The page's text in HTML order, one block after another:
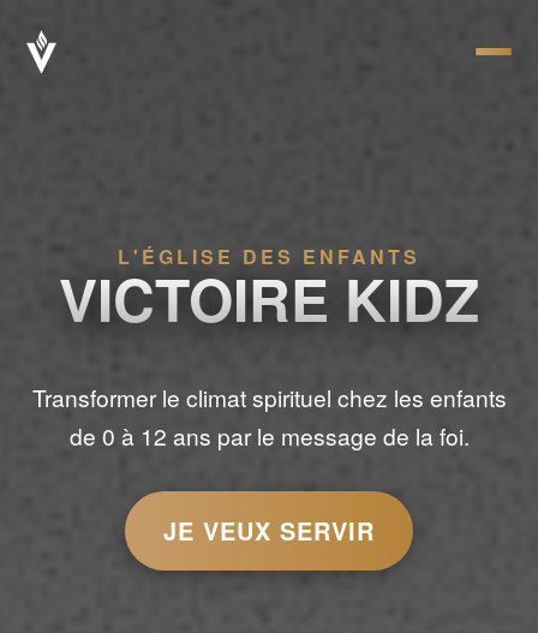
L'ÉGLISE DES ENFANTS
VICTOIRE KIDZ
Transformer le climat spirituel chez les enfants
de 0 à 12 ans par le message de la foi.
JE VEUX SERVIR